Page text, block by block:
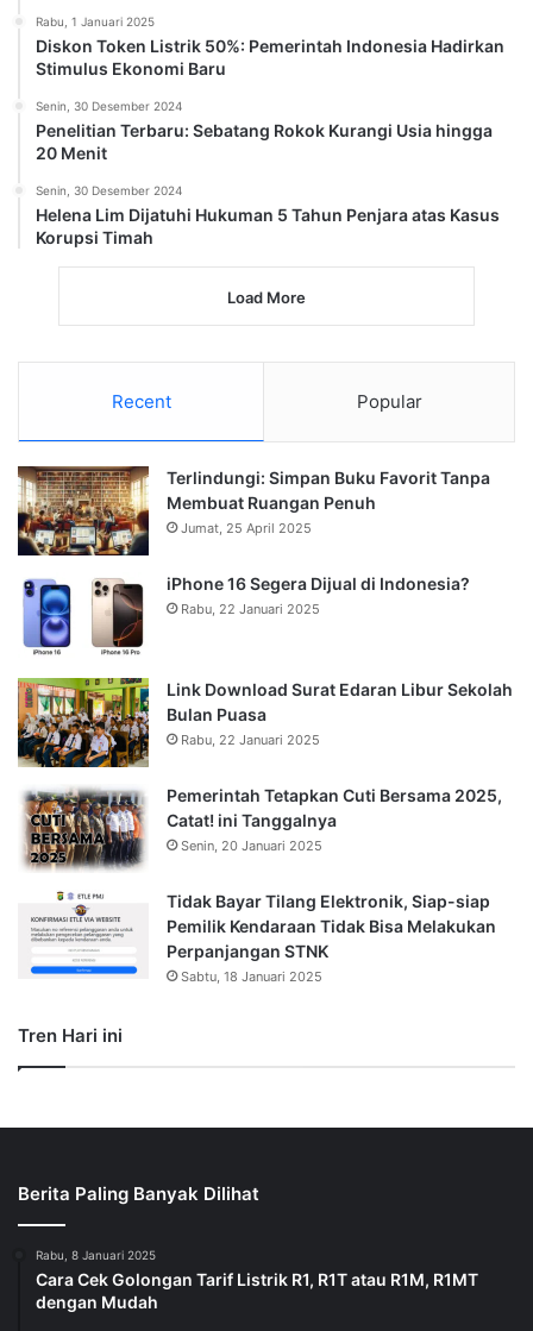
Rabu, 1 Januari 2025
Diskon Token Listrik 50%: Pemerintah Indonesia Hadirkan
Stimulus Ekonomi Baru
Senin, 30 Desember 2024
Penelitian Terbaru: Sebatang Rokok Kurangi Usia hingga
20 Menit
Senin, 30 Desember 2024
Helena Lim Dijatuhi Hukuman 5 Tahun Penjara atas Kasus
Korupsi Timah
Load More
Recent Popular
Terlindungi: Simpan Buku Favorit Tanpa
Membuat Ruangan Penuh
Jumat, 25 April 2025
iPhone 16 Segera Dijual di Indonesia?
Rabu, 22 Januari 2025
Link Download Surat Edaran Libur Sekolah
Bulan Puasa
Rabu, 22 Januari 2025
Pemerintah Tetapkan Cuti Bersama 2025,
Catat! ini Tanggalnya
Senin, 20 Januari 2025
Tidak Bayar Tilang Elektronik, Siap-siap
Pemilik Kendaraan Tidak Bisa Melakukan
Perpanjangan STNK
Sabtu, 18 Januari 2025
Tren Hari ini
Berita Paling Banyak Dilihat
Rabu, 8 Januari 2025
Cara Cek Golongan Tarif Listrik R1, R1T atau R1M, R1MT
dengan Mudah